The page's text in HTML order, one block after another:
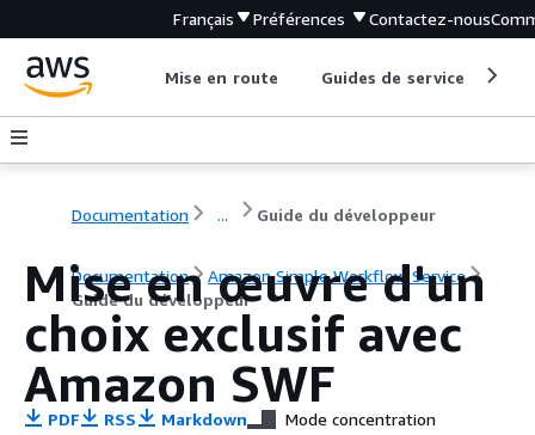
Français Préférences Contactez-nous
Mise en route Guides de service
Documentation ... Guide du développeur
Documentation
Amazon Simple Workflow Service
Guide du développeur
Mise en œuvre d'un
choix exclusif avec
Amazon SWF
PDF RSS Markdown Mode concentration